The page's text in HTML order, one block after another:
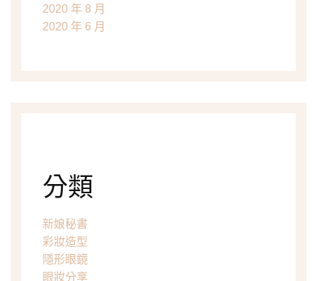
2020 年 8 月
2020 年 6 月
分類
新娘秘書
彩妝造型
隱形眼鏡
眼妝分享